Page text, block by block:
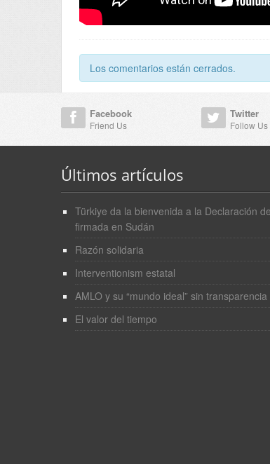
Los comentarios están cerrados.
Facebook
Friend Us
Twitter
Follow Us
Últimos artículos
Türkiye da la bienvenida a la Declaración
firmada en Sudán
Razón solidaria
Interventionism estatal
AMLO y su “mundo ideal” sin transparencia
El valor del tiempo